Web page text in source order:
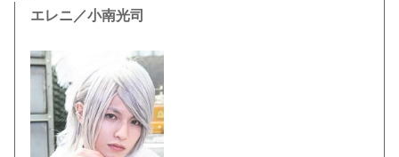
エレニ／小南光司